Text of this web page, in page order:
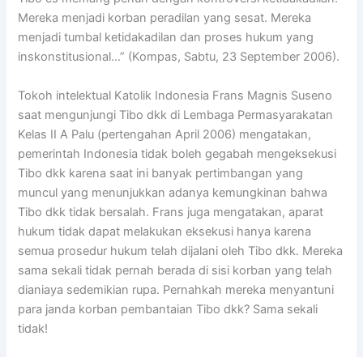
Mereka menjadi korban peradilan yang sesat. Mereka
menjadi tumbal ketidakadilan dan proses hukum yang
inskonstitusional…” (Kompas, Sabtu, 23 September 2006).
Tokoh intelektual Katolik Indonesia Frans Magnis Suseno
saat mengunjungi Tibo dkk di Lembaga Permasyarakatan
Kelas II A Palu (pertengahan April 2006) mengatakan,
pemerintah Indonesia tidak boleh gegabah mengeksekusi
Tibo dkk karena saat ini banyak pertimbangan yang
muncul yang menunjukkan adanya kemungkinan bahwa
Tibo dkk tidak bersalah. Frans juga mengatakan, aparat
hukum tidak dapat melakukan eksekusi hanya karena
semua prosedur hukum telah dijalani oleh Tibo dkk. Mereka
sama sekali tidak pernah berada di sisi korban yang telah
dianiaya sedemikian rupa. Pernahkah mereka menyantuni
para janda korban pembantaian Tibo dkk? Sama sekali
tidak!